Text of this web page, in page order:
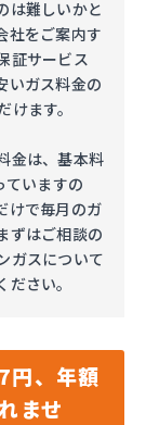
は難しいかと
社をご案内す
証サービス
いガス料金の
ます。
金は、基本料
いますの
けで毎月のガ
ずはご相談の
ガスについて
さい。
円、年額
ませ